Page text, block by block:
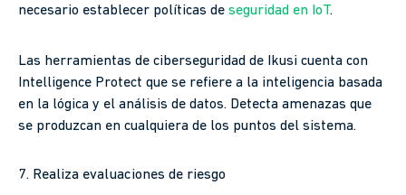
necesario establecer políticas de seguridad en IoT.
Las herramientas de ciberseguridad de Ikusi cuenta con
Intelligence Protect que se refiere a la inteligencia basada
en la lógica y el análisis de datos. Detecta amenazas que
se produzcan en cualquiera de los puntos del sistema.
7. Realiza evaluaciones de riesgo